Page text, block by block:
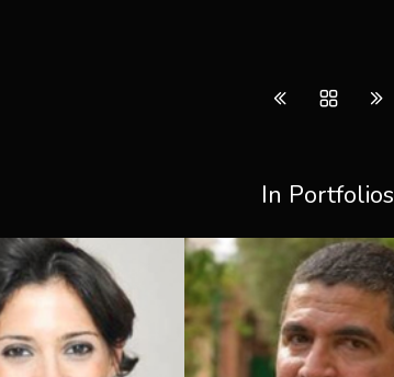
In Portfolios